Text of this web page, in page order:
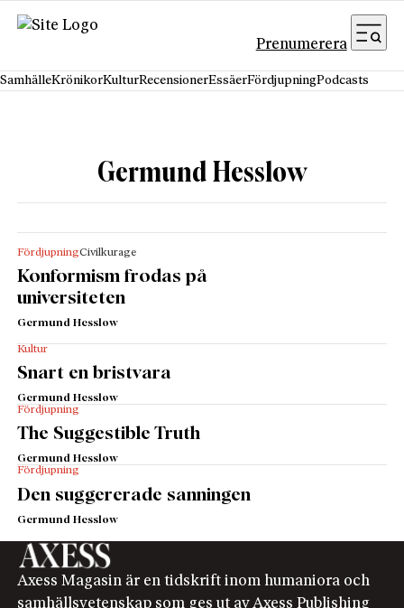
Hoppa till innehåll
Prenumerera
SamhälleKrönikorKulturRecensionerEssäerFördjupningPodcasts
Germund Hesslow
FördjupningCivilkurage
Konformism frodas på
universiteten
Germund Hesslow
Kultur
Snart en bristvara
Germund Hesslow
Fördjupning
The Suggestible Truth
Germund Hesslow
Fördjupning
Den suggererade sanningen
Germund Hesslow
Axess Magasin är en tidskrift inom humaniora och
samhällsvetenskap som ges ut av Axess Publishing